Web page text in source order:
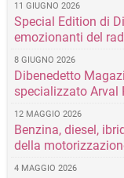
11 GIUGNO 2026
Special Edition di
emozionanti del
8 GIUGNO 2026
Dibenedetto
specializzato Arval
12 MAGGIO 2026
Benzina, diesel,
della
4 MAGGIO 2026